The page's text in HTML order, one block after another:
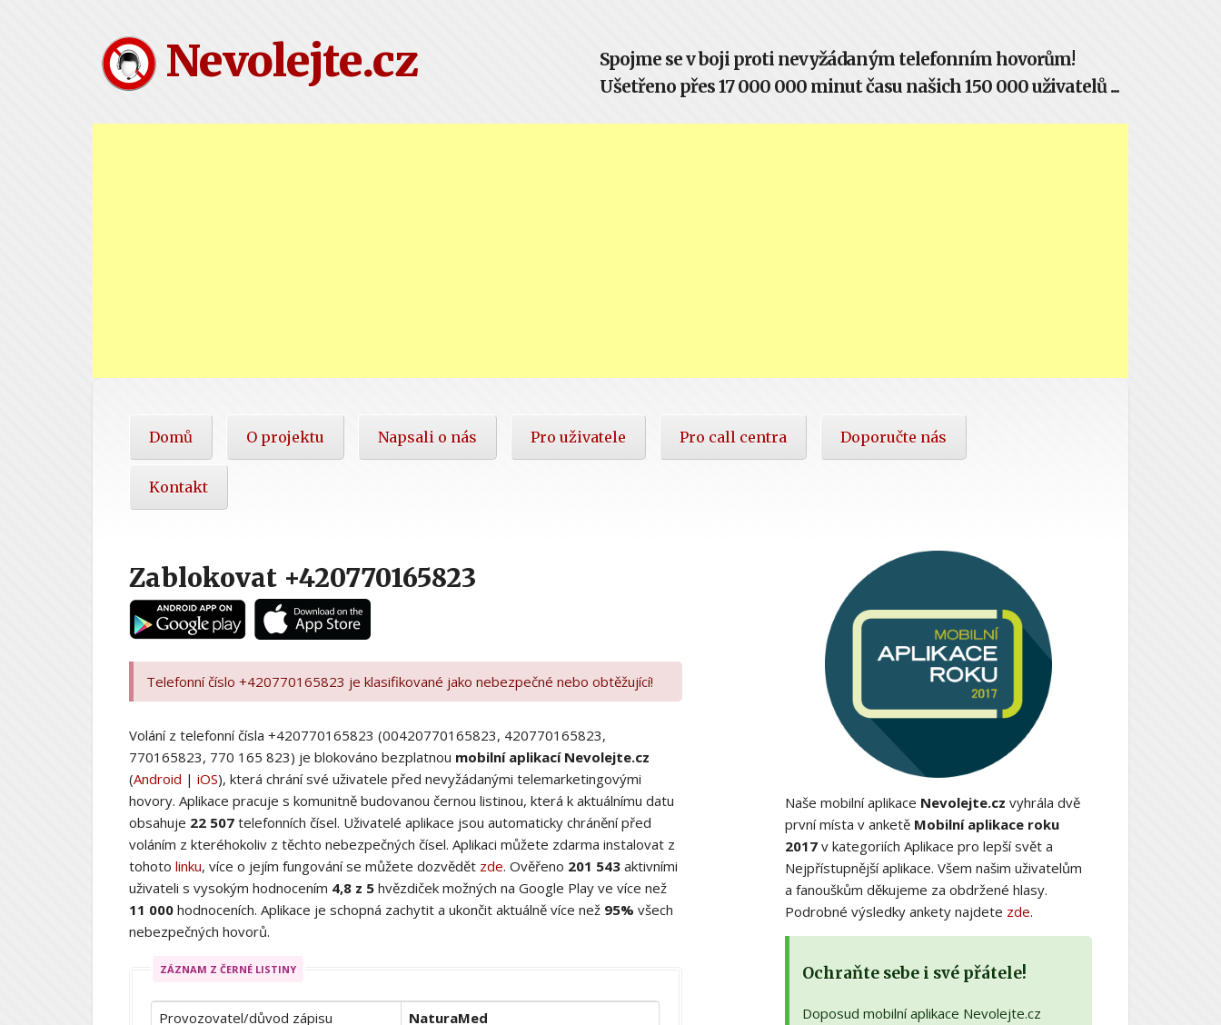
Nevolejte.cz
Spojme se v boji proti nevyžádaným telefonním hovorům!
Ušetřeno přes 17 000 000 minut času našich 150 000 uživatelů ...
Domů O projektu Napsali o nás Pro uživatele Pro call centra Doporučte nás
Kontakt
Zablokovat +420770165823
Telefonní číslo +420770165823 je klasifikované jako nebezpečné nebo obtěžující!
Volání z telefonní čísla +420770165823 (00420770165823, 420770165823,
770165823, 770 165 823) je blokováno bezplatnou mobilní aplikací Nevolejte.cz
(Android | iOS), která chrání své uživatele před nevyžádanými telemarketingovými
hovory. Aplikace pracuje s komunitně budovanou černou listinou, která k aktuálnímu datu
obsahuje 22 507 telefonních čísel. Uživatelé aplikace jsou automaticky chránění před
voláním z kteréhokoliv z těchto nebezpečných čísel. Aplikaci můžete zdarma instalovat z
tohoto linku, více o jejím fungování se můžete dozvědět zde. Ověřeno 201 543 aktivními
uživateli s vysokým hodnocením 4,8 z 5 hvězdiček možných na Google Play ve více než
11 000 hodnoceních. Aplikace je schopná zachytit a ukončit aktuálně více než 95% všech
nebezpečných hovorů.
ZÁZNAM Z ČERNÉ LISTINY
Provozovatel/důvod zápisu
NaturaMed
Naše mobilní aplikace Nevolejte.cz vyhrála dvě
první místa v anketě Mobilní aplikace roku
2017v kategoriích Aplikace pro lepší svět a
Nejpřístupnější aplikace. Všem našim uživatelům
a fanouškům děkujeme za obdržené hlasy.
Podrobné výsledky ankety najdete zde.
Ochraňte sebe i své přátele!
Doposud mobilní aplikace Nevolejte.cz